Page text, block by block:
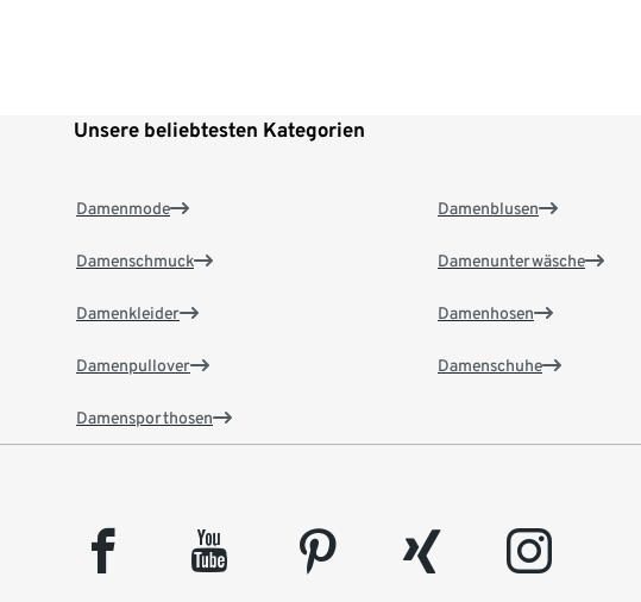
Unsere beliebtesten Kategorien
Damenmode
Damenschmuck
Damenkleider
Damenpullover
Damensporthosen
Damenblusen
Damenunterwäsche
Damenhosen
Damenschuhe
facebook youtube pinterest xing instagram